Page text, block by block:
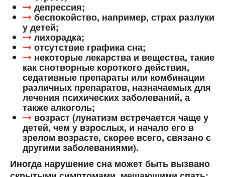
депрессия;
беспокойство, например, страх разлуки
у детей;
лихорадка;
отсутствие графика сна;
некоторые лекарства и вещества, такие
как снотворные короткого действия,
седативные препараты или комбинации
различных препаратов, назначаемых для
лечения психических заболеваний, а
также алкоголь;
возраст (лунатизм встречается чаще у
детей, чем у взрослых, и начало его в
зрелом возрасте, скорее всего, связано с
другими заболеваниями).
Иногда нарушение сна может быть вызвано